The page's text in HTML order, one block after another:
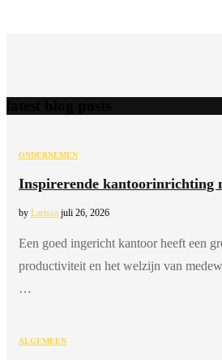
ONDERNEMEN
Inspirerende kantoorinrichting
by Larissa juli 26, 2026
Een goed ingericht kantoor heeft een
productiviteit en het welzijn van
…
ALGEMEEN